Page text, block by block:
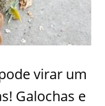
virar um
Galochas e